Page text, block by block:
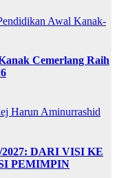
Awal Kanak-
Cemerlang Raih
Harun Aminurrashid
DARI VISI KE
PEMIMPIN